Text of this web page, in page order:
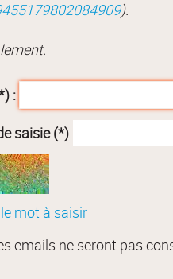
).
:
saisie (*)
mot à saisir
emails ne seront pas